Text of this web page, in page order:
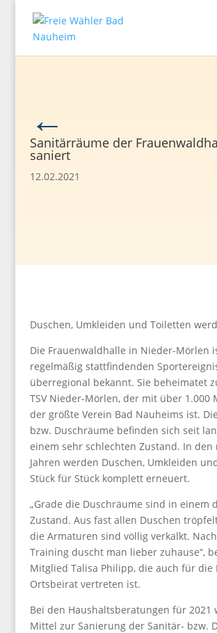
←
Sanitärräume der
saniert
12.02.2021
Duschen, Umkleiden und Toiletten
Die Frauenwaldhalle in Nieder-Mörlen
regelmäßig stattfindenden
überregional bekannt. Sie beheimatet
TSV Nieder-Mörlen, der mit über 1.000
der größte Verein Bad Nauheims ist.
bzw. Duschräume befinden sich seit
einem sehr schlechten Zustand. In den
Jahren werden Duschen, Umkleiden
Stück für Stück komplett erneuert.
„Grade die Duschräume sind in einem
Zustand. Aus fast allen Duschen
die Armaturen sind völlig verkalkt.
Training duscht man lieber zuhause“,
Mitglied Talisa Philipp, die auch für die
Ortsbeirat vertreten ist.
Bei den Haushaltsberatungen für 2021
Mittel zur Sanierung der Sanitär- bzw.